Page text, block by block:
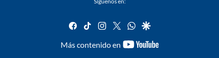
facebook
tiktok instagram
twitterwhatsapp
google
Más contenido en
youtube-